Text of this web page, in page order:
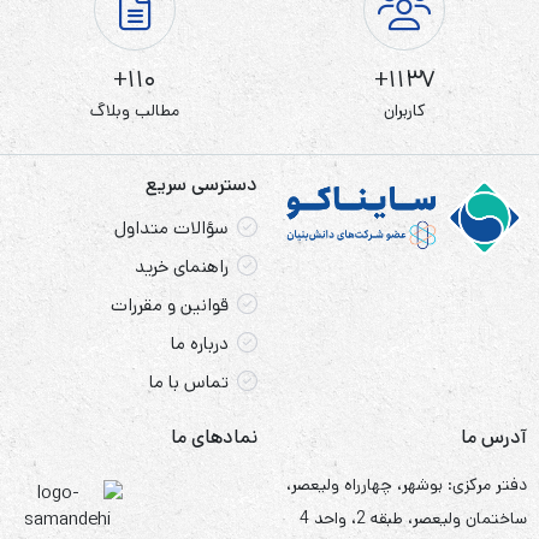
در محل‌هایی که با قطعی برق بالا مواجه هستند و نیاز به برق AC
جریان متناوب و یا همان برق شهری است.
برای دیدن سایر آمپرهای این برند به دسته بندی یونیتکس پاور
مراجعه کنید.
باتری یونیتکس پاور 18 آمپر 12 ولت
باتری 12 ولت 18 آمپر مدل UP1218 یک باتری سیلد اسید
است که توسط شرکت یونیتکس پاور در ابعاد 181 × 77 × 167
میلیمتر طراحی شده و قابلیت شارژ به تعداد دفعات مکرر را دارد.
این باتری UPS قابلیت کار کردن با ولتاژ 12 ولت با حداکثر
ظرفیت جریان شارژ 18 آمپر ساعت را داشته و در مکان هایی که
با قطعی زیاد برق مواجه هستند و به جریان مستقیم برق DC نیاز
1137+
کاربران
110+
مطالب وبلاگ
دسترسی سریع
سؤالات متداول
راهنمای خرید
قوانین و مقررات
درباره ما
تماس با ما
آدرس ما
دفتر مرکزی: بوشهر، چهارراه ولیعصر،
ساختمان ولیعصر، طبقه 2، واحد 4
نمادهای ما